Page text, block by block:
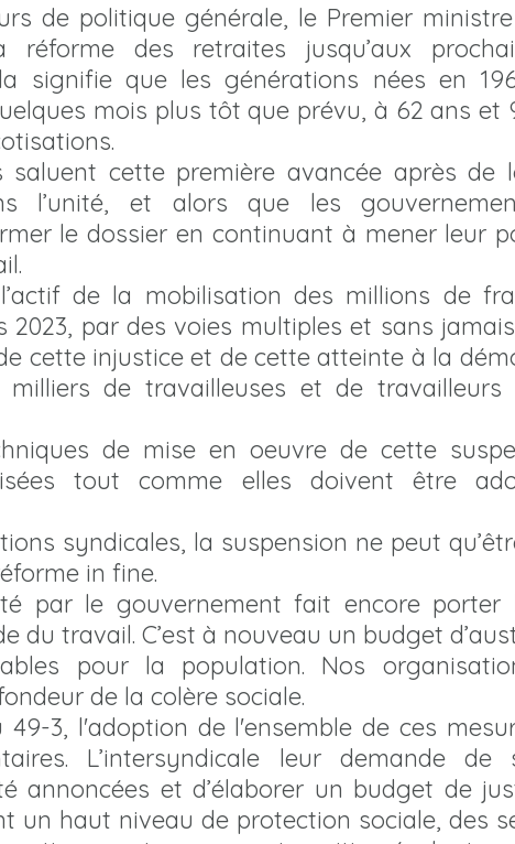
de politique générale, le Premier
réforme des retraites jusqu’aux
signifie que les générations nées en
mois plus tôt que prévu, à 62 ans et
saluent cette première avancée après de
l’unité, et alors que les
le dossier en continuant à mener leur
de la mobilisation des millions de
2023, par des voies multiples et sans
cette injustice et de cette atteinte à la
milliers de travailleuses et de travailleurs
de mise en oeuvre de cette
tout comme elles doivent être
syndicales, la suspension ne peut
in fine.
par le gouvernement fait encore porter
du travail. C’est à nouveau un budget
pour la population. Nos
de la colère sociale.
49-3, l'adoption de l'ensemble de ces
L’intersyndicale leur demande de
annoncées et d’élaborer un budget de
un haut niveau de protection sociale, des